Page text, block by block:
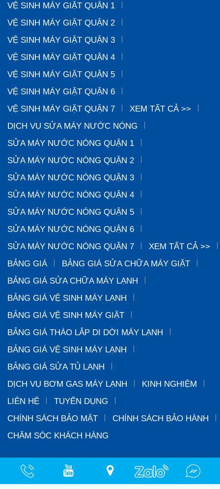
VỆ SINH MÁY GIẶT QUẬN 1
VỆ SINH MÁY GIẶT QUẬN 2
VỆ SINH MÁY GIẶT QUẬN 3
VỆ SINH MÁY GIẶT QUẬN 4
VỆ SINH MÁY GIẶT QUẬN 5
VỆ SINH MÁY GIẶT QUẬN 6
VỆ SINH MÁY GIẶT QUẬN 7
XEM TẤT CẢ >>
DỊCH VỤ SỬA MÁY NƯỚC NÓNG
SỬA MÁY NƯỚC NÓNG QUẬN 1
SỬA MÁY NƯỚC NÓNG QUẬN 2
SỬA MÁY NƯỚC NÓNG QUẬN 3
SỬA MÁY NƯỚC NÓNG QUẬN 4
SỬA MÁY NƯỚC NÓNG QUẬN 5
SỬA MÁY NƯỚC NÓNG QUẬN 6
SỬA MÁY NƯỚC NÓNG QUẬN 7
XEM TẤT CẢ >>
BẢNG GIÁ
BẢNG GIÁ SỬA CHỮA MÁY GIẶT
BẢNG GIÁ SỬA CHỮA MÁY LẠNH
BẢNG GIÁ VỆ SINH MÁY LẠNH
BẢNG GIÁ VỆ SINH MÁY GIẶT
BẢNG GIÁ THÁO LẮP DI DỜI MÁY LẠNH
BẢNG GIÁ VỆ SINH MÁY LẠNH
BẢNG GIÁ SỬA TỦ LẠNH
DỊCH VỤ BƠM GAS MÁY LẠNH
KINH NGHIỆM
LIÊN HỆ
TUYỂN DỤNG
CHÍNH SÁCH BẢO MẬT
CHÍNH SÁCH BẢO HÀNH
CHĂM SÓC KHÁCH HÀNG